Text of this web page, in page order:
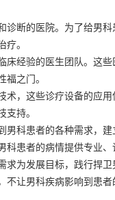
断的医院。为了给男科
。
经验的医生团队。这些
之门。
，这些诊疗设备的应用
持。
科患者的各种需求，建
患者的病情提供专业
为发展目标，践行捍卫
让男科疾病影响到患者